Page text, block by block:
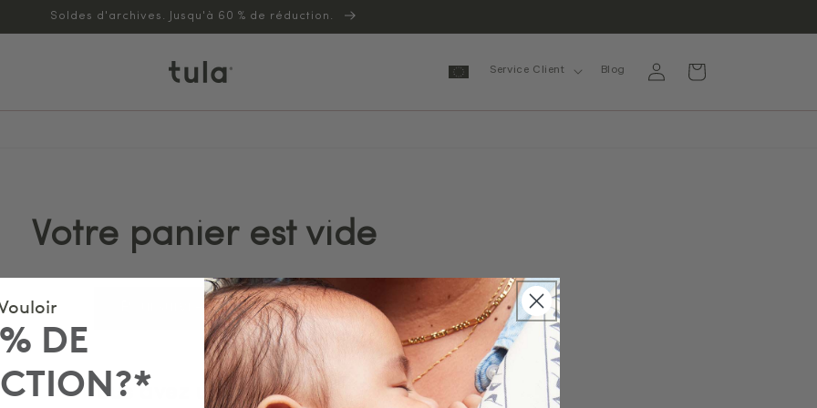
Soldes d'archives. Jusqu'à 60 % de réduction.
Service Client Blog
connecter
Panier
Votre panier est vide
Poursuivre les achats
Vous avez un compte ?
DE